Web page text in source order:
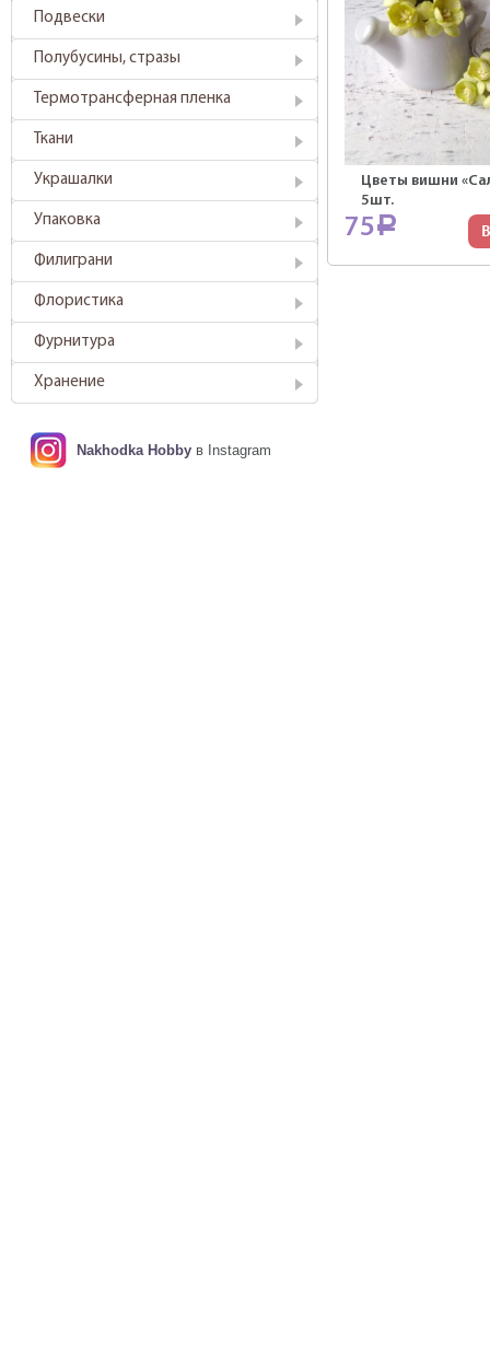
Подвески
Полубусины, стразы
Термотрансферная пленка
Ткани
Украшалки
Упаковка
Филиграни
Флористика
Фурнитура
Хранение
Nakhodka Hobby в Instagram
Цветы вишни
5шт.
75Р